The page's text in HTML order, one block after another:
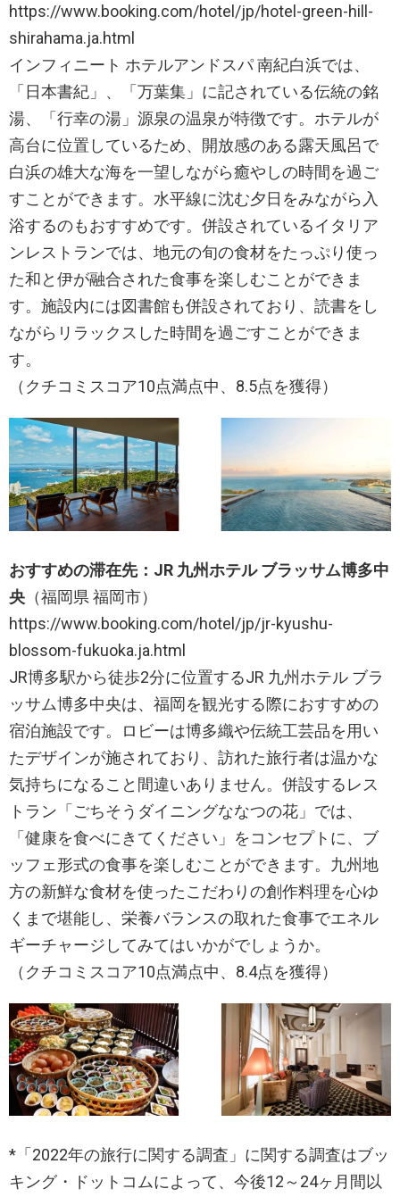
https://www.booking.com/hotel/jp/hotel-green-hill-
shirahama.ja.html
インフィニート ホテルアンドスパ 南紀白浜では、
「日本書紀」、「万葉集」に記されている伝統の銘
湯、「行幸の湯」源泉の温泉が特徴です。ホテルが
高台に位置しているため、開放感のある露天風呂で
白浜の雄大な海を一望しながら癒やしの時間を過ご
すことができます。水平線に沈む夕日をみながら入
浴するのもおすすめです。併設されているイタリア
ンレストランでは、地元の旬の食材をたっぷり使っ
た和と伊が融合された食事を楽しむことができま
す。施設内には図書館も併設されており、読書をし
ながらリラックスした時間を過ごすことができま
す。
（クチコミスコア10点満点中、8.5点を獲得）
おすすめの滞在先：JR 九州ホテル ブラッサム博多中
央 （福岡県 福岡市）
https://www.booking.com/hotel/jp/jr-kyushu-
blossom-fukuoka.ja.html
JR博多駅から徒歩2分に位置するJR 九州ホテル ブラ
ッサム博多中央は、福岡を観光する際におすすめの
宿泊施設です。ロビーは博多織や伝統工芸品を用い
たデザインが施されており、訪れた旅行者は温かな
気持ちになること間違いありません。併設するレス
トラン「ごちそうダイニングななつの花」では、
「健康を食べにきてください」をコンセプトに、ブ
ッフェ形式の食事を楽しむことができます。九州地
方の新鮮な食材を使ったこだわりの創作料理を心ゆ
くまで堪能し、栄養バランスの取れた食事でエネル
ギーチャージしてみてはいかがでしょうか。
（クチコミスコア10点満点中、8.4点を獲得）
*「2022年の旅行に関する調査」に関する調査はブッ
キング・ドットコムによって、今後12～24ヶ月間以